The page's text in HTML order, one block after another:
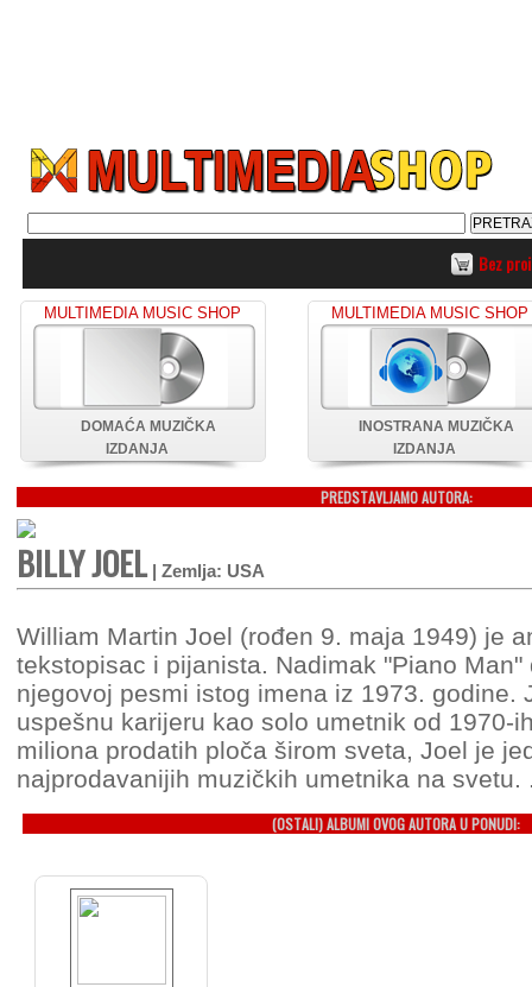
Bez
MULTIMEDIA MUSIC SHOP
DOMAĆA MUZIČKA
IZDANJA
MULTIMEDIA MUSIC SHOP
INOSTRANA MUZIČKA
IZDANJA
PREDSTAVLJAMO AUTORA:
BILLY JOEL| Zemlja: USA
William Martin Joel (rođen 9. maja 1949) je
tekstopisac i pijanista. Nadimak "Piano Man"
njegovoj pesmi istog imena iz 1973. godine.
uspešnu karijeru kao solo umetnik od 1970-
miliona prodatih ploča širom sveta, Joel je
najprodavanijih muzičkih umetnika na svetu.
(OSTALI) ALBUMI OVOG AUTORA U PONUDI: